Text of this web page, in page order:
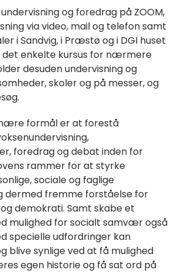
og foredrag på ZOOM,
via video, mail og telefon samt
i Sandvig, i Præstø og i DGI huset
det enkelte kursus for nærmere
desuden undervisning og
skoler og på messer, og
formål er at forestå
foredrag og debat inden for
rammer for at styrke
sociale og faglige
dermed fremme forståelse for
demokrati. Samt skabe et
mulighed for socialt samvær også
specielle udfordringer kan
blive synlige ved at få mulighed
egen historie og få sat ord på